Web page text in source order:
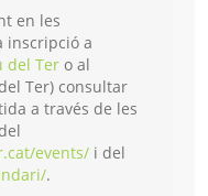
en les
inscripció a
del Ter o al
Ter) consultar
a través de les
events/ i del
.